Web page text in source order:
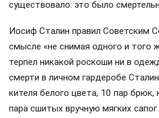
существовало: это было
Иосиф Сталин правил Советским
смысле «не снимая одного и того
терпел никакой роскоши ни в
смерти в личном гардеробе
кителя белого цвета, 10 пар брюк,
пара сшитых вручную мягких